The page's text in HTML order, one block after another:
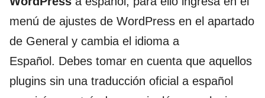
menú de ajustes de WordPress en el apartado
de General y cambia el idioma a
Español. Debes tomar en cuenta que aquellos
plugins sin una traducción oficial a español